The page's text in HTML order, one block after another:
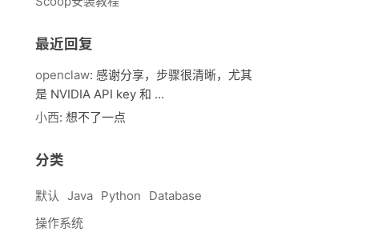
最近回复
openclaw: 感谢分享，步骤很清晰，尤其
是 NVIDIA API key 和 ...
小西: 想不了一点
分类
默认 Java Python
Database
操作系统